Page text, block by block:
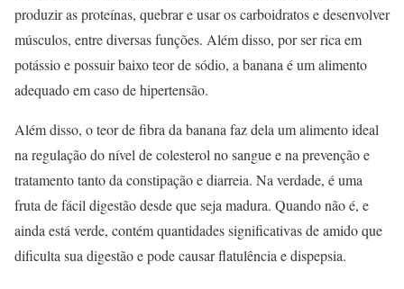
produzir as proteínas, quebrar e usar os carboidratos e desenvolver
músculos, entre diversas funções. Além disso, por ser rica em
potássio e possuir baixo teor de sódio, a banana é um alimento
adequado em caso de hipertensão.
Além disso, o teor de fibra da banana faz dela um alimento ideal
na regulação do nível de colesterol no sangue e na prevenção e
tratamento tanto da constipação e diarreia. Na verdade, é uma
fruta de fácil digestão desde que seja madura. Quando não é, e
ainda está verde, contém quantidades significativas de amido que
dificulta sua digestão e pode causar flatulência e dispepsia.